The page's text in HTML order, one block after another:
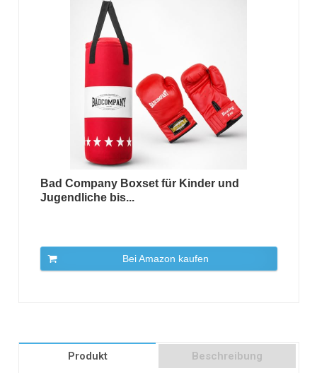
Bad Company Boxset für Kinder und
Jugendliche bis...
Bei Amazon kaufen
Produkt Beschreibung